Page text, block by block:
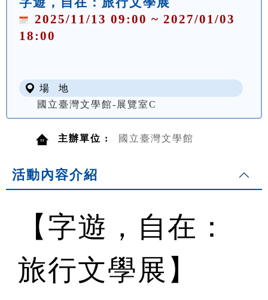
2025/11/13 09:00 ~ 2027/01/03
18:00
場 地
國立臺灣文學館-展覽室C
主辦單位 : 國立臺灣文學館
活動內容介紹
【字遊，自在：
旅行文學展】